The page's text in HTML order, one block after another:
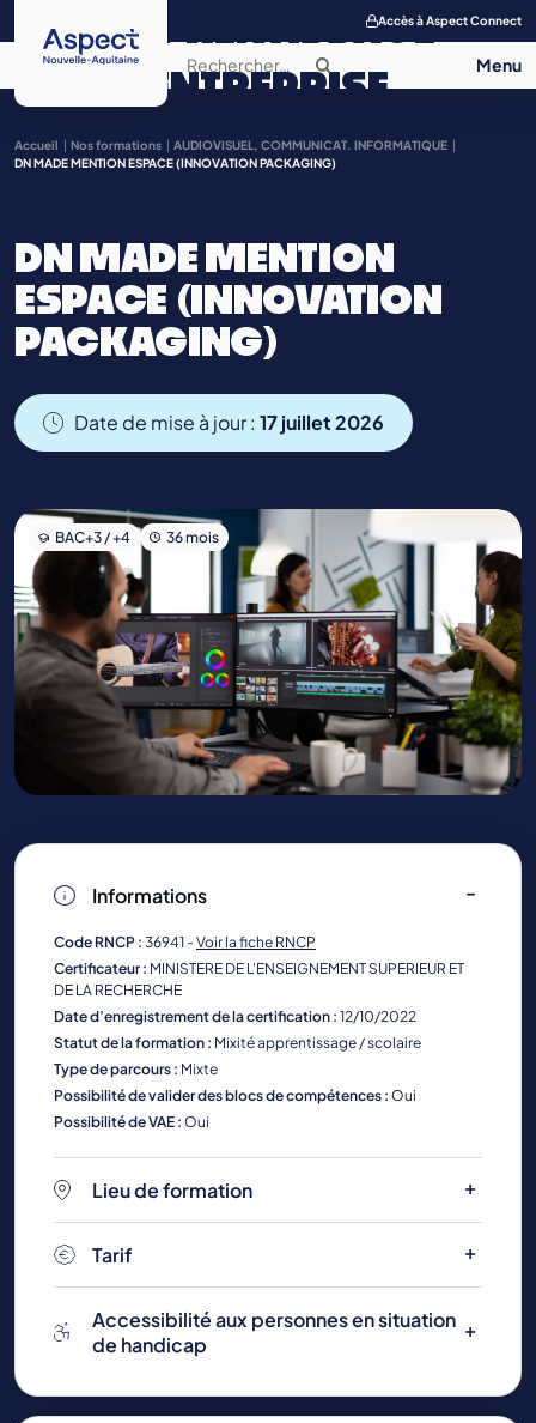
Accès à Aspect Connect
APPRENTISSAGE
ENTREPRISE
SALON DE
CONTACT
Accueil Nos formations
AUDIOVISUEL, COMMUNICAT. INFORMATIQUE
DN MADE MENTION ESPACE (INNOVATION PACKAGING)
DN MADE MENTION
ESPACE (INNOVATION
PACKAGING)
Date de mise à jour :17 juillet 2026
BAC+3 / +4 36 mois
Informations
Code RNCP : 36941 - Voir la fiche RNCP
Certificateur : MINISTERE DE L'ENSEIGNEMENT SUPERIEUR ET
DE LA RECHERCHE
Date d’enregistrement de la certification : 12/10/2022
Statut de la formation : Mixité apprentissage / scolaire
Type de parcours : Mixte
Possibilité de valider des blocs de compétences : Oui
Possibilité de VAE : Oui
Lieu de formation
Tarif
Accessibilité aux personnes en situation
de handicap